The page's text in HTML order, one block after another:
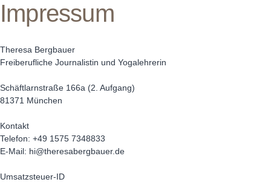
Impressum
Theresa Bergbauer
Freiberufliche Journalistin und Yogalehrerin
Schäftlarnstraße 166a (2. Aufgang)
81371 München
Kontakt
Telefon: +49 1575 7348833
E-Mail: hi@theresabergbauer.de
Umsatzsteuer-ID